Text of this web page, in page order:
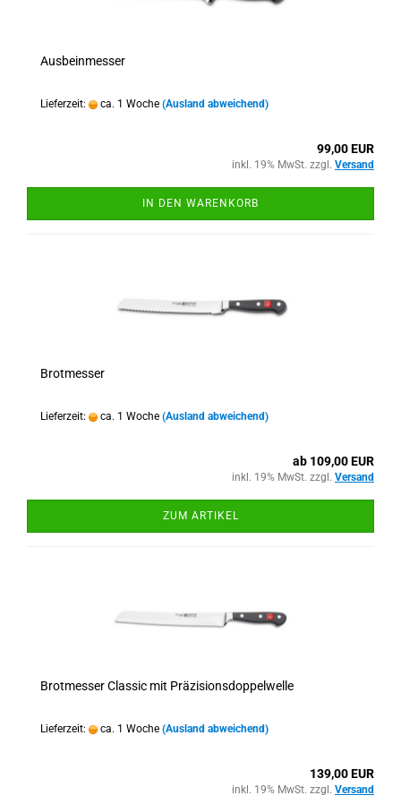
Ausbeinmesser
Lieferzeit: ca. 1 Woche (Ausland abweichend)
99,00 EUR
inkl. 19% MwSt. zzgl. Versand
IN DEN WARENKORB
Brotmesser
Lieferzeit: ca. 1 Woche (Ausland abweichend)
ab 109,00 EUR
inkl. 19% MwSt. zzgl. Versand
ZUM ARTIKEL
Brotmesser Classic mit Präzisionsdoppelwelle
Lieferzeit: ca. 1 Woche (Ausland abweichend)
139,00 EUR
inkl. 19% MwSt. zzgl. Versand